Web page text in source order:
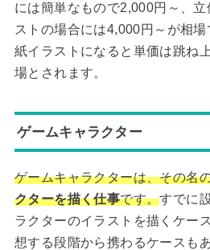
には簡単なもので2,000円～、
ストの場合には4,000円～が相
紙イラストになると単価は跳ね
場とされます。
ゲームキャラクター
ゲームキャラクターは、その名
クターを描く仕事です。すでに
ラクターのイラストを描くケー
想する段階から携わるケースも